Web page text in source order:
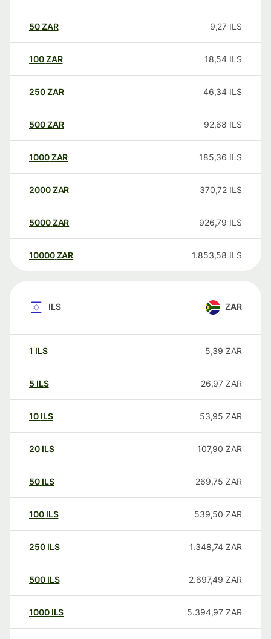
50ZAR 9,27 ILS
100ZAR 18,54 ILS
250ZAR 46,34 ILS
500ZAR 92,68 ILS
1000ZAR 185,36 ILS
2000ZAR 370,72 ILS
5000ZAR 926,79 ILS
10000 ZAR 1.853,58 ILS
ILS ZAR
1 ILS 5,39 ZAR
5 ILS 26,97 ZAR
10 ILS 53,95 ZAR
20 ILS 107,90 ZAR
50 ILS 269,75 ZAR
100 ILS 539,50 ZAR
250 ILS 1.348,74 ZAR
500 ILS 2.697,49 ZAR
1000 ILS 5.394,97 ZAR